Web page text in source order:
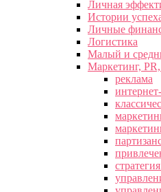
Личная
Истории
Личные
Логистика
Малый и
Маркетинг,
реклама